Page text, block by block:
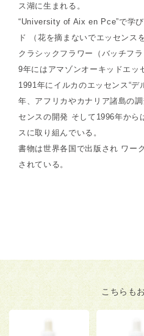
ス湖に生まれる。
“University of Aix en Pce”で学
ド （花を摘まないでエッセンス
クラシックフラワー（バッチフ
9年にはアマゾンオーキッドエッ
1991年にイルカのエッセンス“デ
年、アフリカやカナリア諸島の
センスの開発 そして1996年から
スに取り組んでいる。
書物は世界各国で出版され ワー
されている。
こちらも